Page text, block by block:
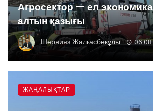
Агросектор — ел
алтын қазығы
Шернияз Жалғасбекұлы
ЖАҢАЛЫҚТАР